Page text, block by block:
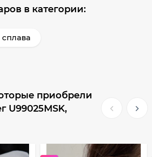
в категории:
приобрели
U99025MSK,